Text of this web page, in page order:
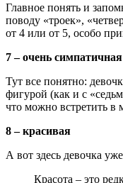
Главное понять и
поводу «троек»,
от 4 или от 5, особо
7 – очень симпатичная
Тут все понятно:
фигурой (как и с
что можно встретить в
8 – красивая
А вот здесь девочка
Красота – это